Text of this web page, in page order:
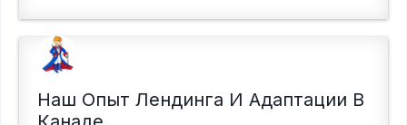
Наш Опыт Лендинга И Адаптации В